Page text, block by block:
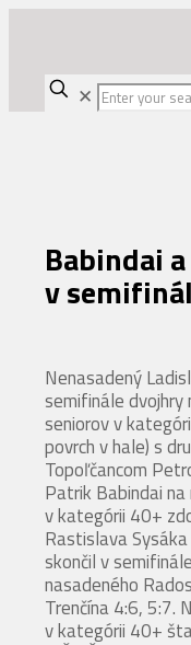
✕
Babindai
v
Nenasadený
semifinále dvojhry
seniorov v
povrch v hale) s
Topoľčancom
Patrik Babindai
v kategórii 40+
Rastislava
skončil v
nasadeného
Trenčína 4:6, 5:7.
v kategórii 40+